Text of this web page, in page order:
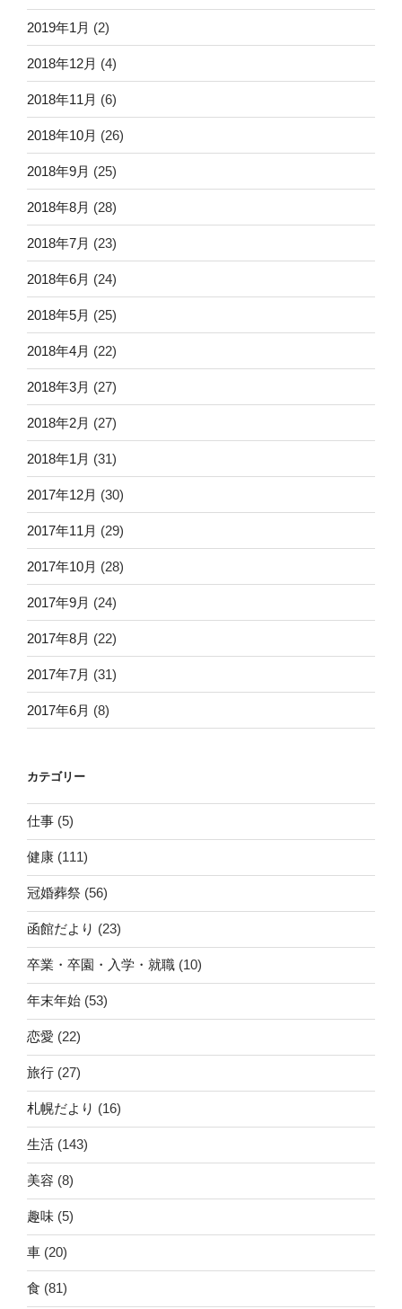
2019年1月 (2)
2018年12月 (4)
2018年11月 (6)
2018年10月 (26)
2018年9月 (25)
2018年8月 (28)
2018年7月 (23)
2018年6月 (24)
2018年5月 (25)
2018年4月 (22)
2018年3月 (27)
2018年2月 (27)
2018年1月 (31)
2017年12月 (30)
2017年11月 (29)
2017年10月 (28)
2017年9月 (24)
2017年8月 (22)
2017年7月 (31)
2017年6月 (8)
カテゴリー
仕事 (5)
健康 (111)
冠婚葬祭 (56)
函館だより (23)
卒業・卒園・入学・就職 (10)
年末年始 (53)
恋愛 (22)
旅行 (27)
札幌だより (16)
生活 (143)
美容 (8)
趣味 (5)
車 (20)
食 (81)